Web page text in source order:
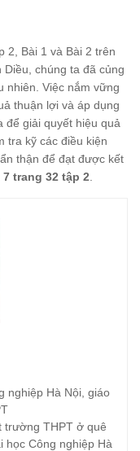
2, Bài 1 và Bài 2 trên
chúng ta đã củng
nhiên. Việc nắm vững
thuận lợi và áp dụng
để giải quyết hiệu quả
tra kỹ các điều kiện
thận để đạt được kết
trang 32 tập 2.
nghiệp Hà Nội, giáo
trường THPT ở quê
học Công nghiệp Hà